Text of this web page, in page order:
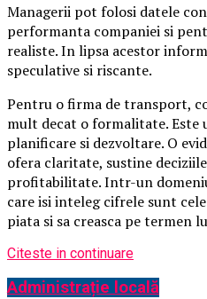
Managerii pot folosi datele
performanta companiei si
realiste. In lipsa acestor
speculative si riscante.
Pentru o firma de transport,
mult decat o formalitate.
planificare si dezvoltare. O
ofera claritate, sustine
profitabilitate. Intr-un
care isi inteleg cifrele sunt
piata si sa creasca pe termen
Citeste in continuare
Administrație locală